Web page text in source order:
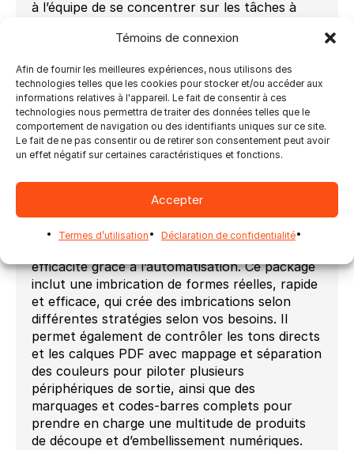
Témoins de connexion
Afin de fournir les meilleures expériences, nous utilisons des
technologies telles que les cookies pour stocker et/ou accéder aux
informations relatives à l'appareil. Le fait de consentir à ces
technologies nous permettra de traiter des données telles que le
comportement de navigation ou des identifiants uniques sur ce site.
Le fait de ne pas consentir ou de retirer son consentement peut avoir
un effet négatif sur certaines caractéristiques et fonctions.
Accepter
Termes d’utilisation Déclaration de confidentialité
à l’équipe de se concentrer sur les tâches à
également considérablement augmenté et
continueront de le faire. L’impression grand
format entre dans une nouvelle ère : les
marges se réduisent et l’automatisation devient
de plus en plus nécessaire. Réduire le gaspillage
peut également se traduire par un meilleur
Ultimate Impostrip® propose une version
spécialement conçue pour les entreprises
d’impression numérique grand format qui
efficacité grâce à l’automatisation. Ce package
inclut une imbrication de formes réelles, rapide
et efficace, qui crée des imbrications selon
différentes stratégies selon vos besoins. Il
permet également de contrôler les tons directs
et les calques PDF avec mappage et séparation
des couleurs pour piloter plusieurs
périphériques de sortie, ainsi que des
marquages ​​et codes-barres complets pour
prendre en charge une multitude de produits
de découpe et d’embellissement numériques.